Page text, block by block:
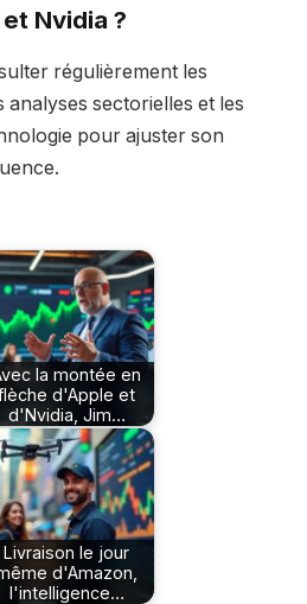
Nvidia ?
régulièrement les
sectorielles et les
pour ajuster son
la montée en
d'Apple et
d'Nvidia, Jim…
Livraison le jour
d'Amazon,
l'intelligence…